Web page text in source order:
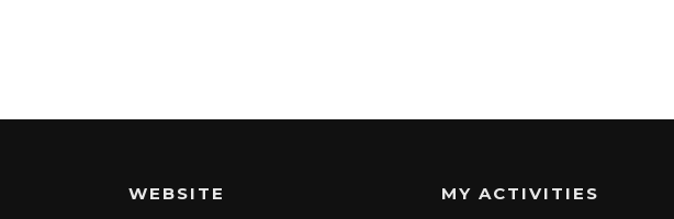
WEBSITE MY ACTIVITIES